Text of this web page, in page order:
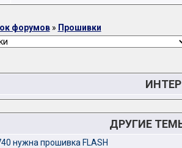
форумов» Прошивки
ДРУГИЕ
нужна прошивка FLASH